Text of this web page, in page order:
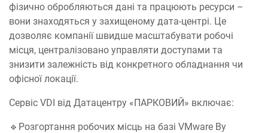
фізично обробляються дані та працюють ресурси –
вони знаходяться у захищеному дата-центрі. Це
дозволяє компанії швидше масштабувати робочі
місця, централізовано управляти доступами та
знизити залежність від конкретного обладнання чи
офісної локації.
Сервіс VDI від Датацентру «ПАРКОВИЙ» включає:
🔹Розгортання робочих місць на базі VMware By